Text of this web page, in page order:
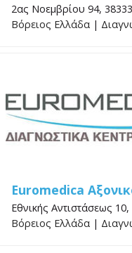
2ας Νοεμβρίου 94,
Βόρειος Ελλάδα |
Euromedica
Εθνικής Αντιστάσεως
Βόρειος Ελλάδα |